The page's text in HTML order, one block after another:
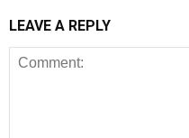
LEAVE A REPLY